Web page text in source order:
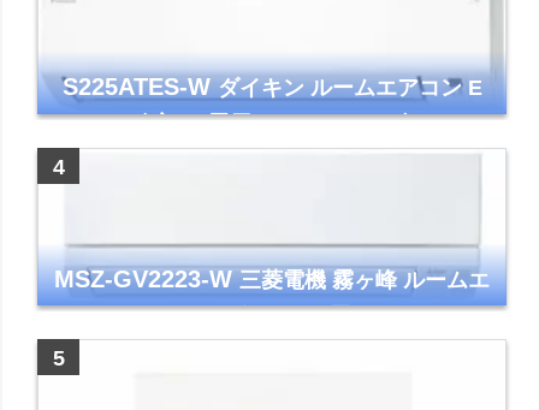
S225ATES-Wダイキン ルームエアコン E
シリーズ 主に6畳用 ホワイト 2025年モデル
MSZ-GV2223-W三菱電機 霧ヶ峰 ルームエ
アコン GVシリーズ おもに6畳用 ピュアホワ